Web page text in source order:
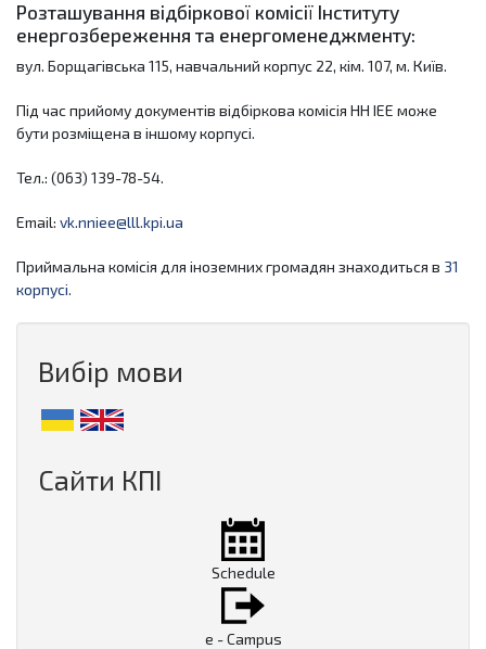
Розташування відбіркової комісії Інституту
енергозбереження та енергоменеджменту:
вул. Борщагівська 115, навчальний корпус 22, кім. 107, м. Київ.
Під час прийому документів відбіркова комісія НН ІЕЕ може
бути розміщена в іншому корпусі.
Тел.: (063) 139-78-54.
Email: vk.nniee@lll.kpi.ua
Приймальна комісія для іноземних громадян знаходиться в 31
корпусі.
Вибір мови
Сайти КПІ
Schedule
e - Campus